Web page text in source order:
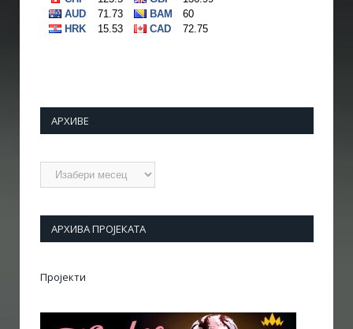
АРХИВЕ
Архиве
АРХИВА ПРОЈЕКАТА
Пројекти